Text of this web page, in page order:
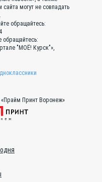
могут не совпадать
обращайтесь:
"МОЁ! Курск"»,
Принт Воронеж»